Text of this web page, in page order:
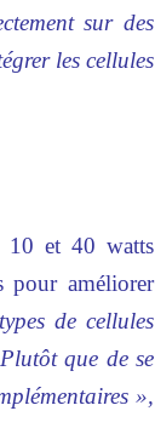
sur des
les cellules
10 et 40 watts
pour améliorer
de cellules
que de se
»,